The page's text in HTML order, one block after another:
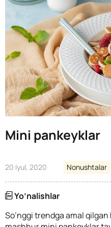
Mini pankeyklar
20 Iyul, 2020 Nonushtalar
Yo’nalishlar
So’nggi trendga amal